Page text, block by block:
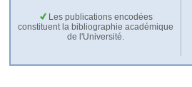
Les publications encodées
constituent la bibliographie académique
de l'Université.